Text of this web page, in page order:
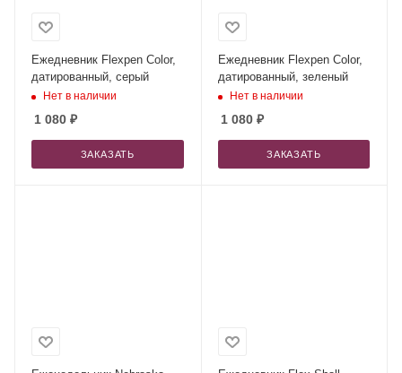
Ежедневник Flexpen Color,
датированный, серый
Нет в наличии
1 080 ₽
ЗАКАЗАТЬ
Ежедневник Flexpen Color,
датированный, зеленый
Нет в наличии
1 080₽
ЗАКАЗАТЬ